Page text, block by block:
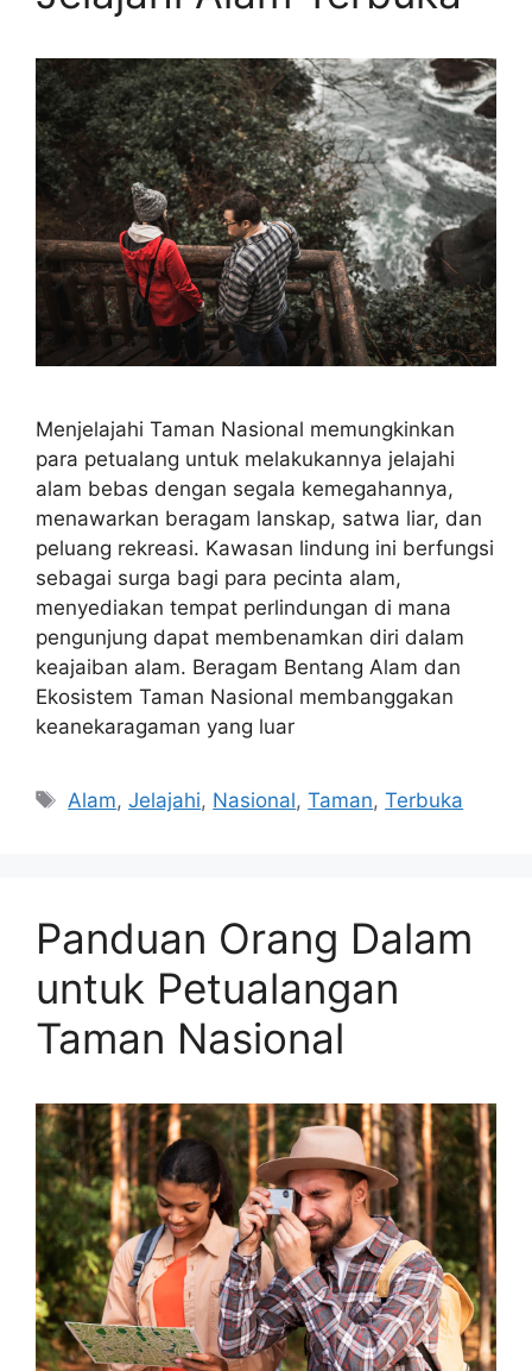
Menjelajahi Taman Nasional memungkinkan
para petualang untuk melakukannya jelajahi
alam bebas dengan segala kemegahannya,
menawarkan beragam lanskap, satwa liar, dan
peluang rekreasi. Kawasan lindung ini berfungsi
sebagai surga bagi para pecinta alam,
menyediakan tempat perlindungan di mana
pengunjung dapat membenamkan diri dalam
keajaiban alam. Beragam Bentang Alam dan
Ekosistem Taman Nasional membanggakan
keanekaragaman yang luar
Tags
Alam,Jelajahi, Nasional,Taman,Terbuka
Panduan Orang Dalam
untuk Petualangan
Taman Nasional